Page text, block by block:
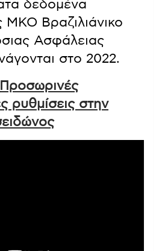
δεδομένα
Βραζιλιάνικο
Ασφάλειας
στο 2022.
Προσωρινές
ρυθμίσεις στην